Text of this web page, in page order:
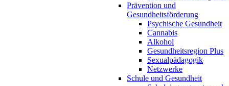
Prävention und
Gesundheitsförderung
Psychische Gesundheit
Cannabis
Alkohol
Gesundheitsregion Plus
Sexualpädagogik
Netzwerke
Schule und Gesundheit